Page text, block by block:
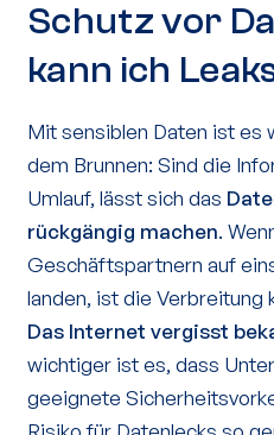
Schutz vor
kann ich
Mit sensiblen Daten ist es
dem Brunnen: Sind die
Umlauf, lässt sich das
rückgängig machen.
Geschäftspartnern auf
landen, ist die Verbreitung
Das Internet vergisst
wichtiger ist es, dass
geeignete